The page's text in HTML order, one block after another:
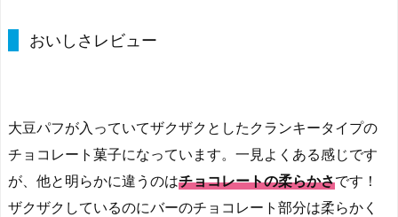
おいしさレビュー
大豆パフが入っていてザクザクとしたクランキータイプの
チョコレート菓子になっています。一見よくある感じです
が、他と明らかに違うのはチョコレートの柔らかさです！
ザクザクしているのにバーのチョコレート部分は柔らかく